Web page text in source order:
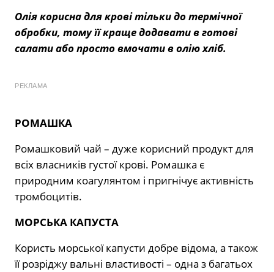
Олія корисна для крові тільки до термічної
обробки, тому її краще додавати в готові
салати або просто вмочати в олію хліб.
РЕКЛАМА
РОМАШКА
Ромашковий чай – дуже корисний продукт для
всіх власників густої крові. Ромашка є
природним коагулянтом і пригнічує активність
тромбоцитів.
МОРСЬКА КАПУСТА
Користь морської капусти добре відома, а також
її розріджу вальні властивості – одна з багатьох